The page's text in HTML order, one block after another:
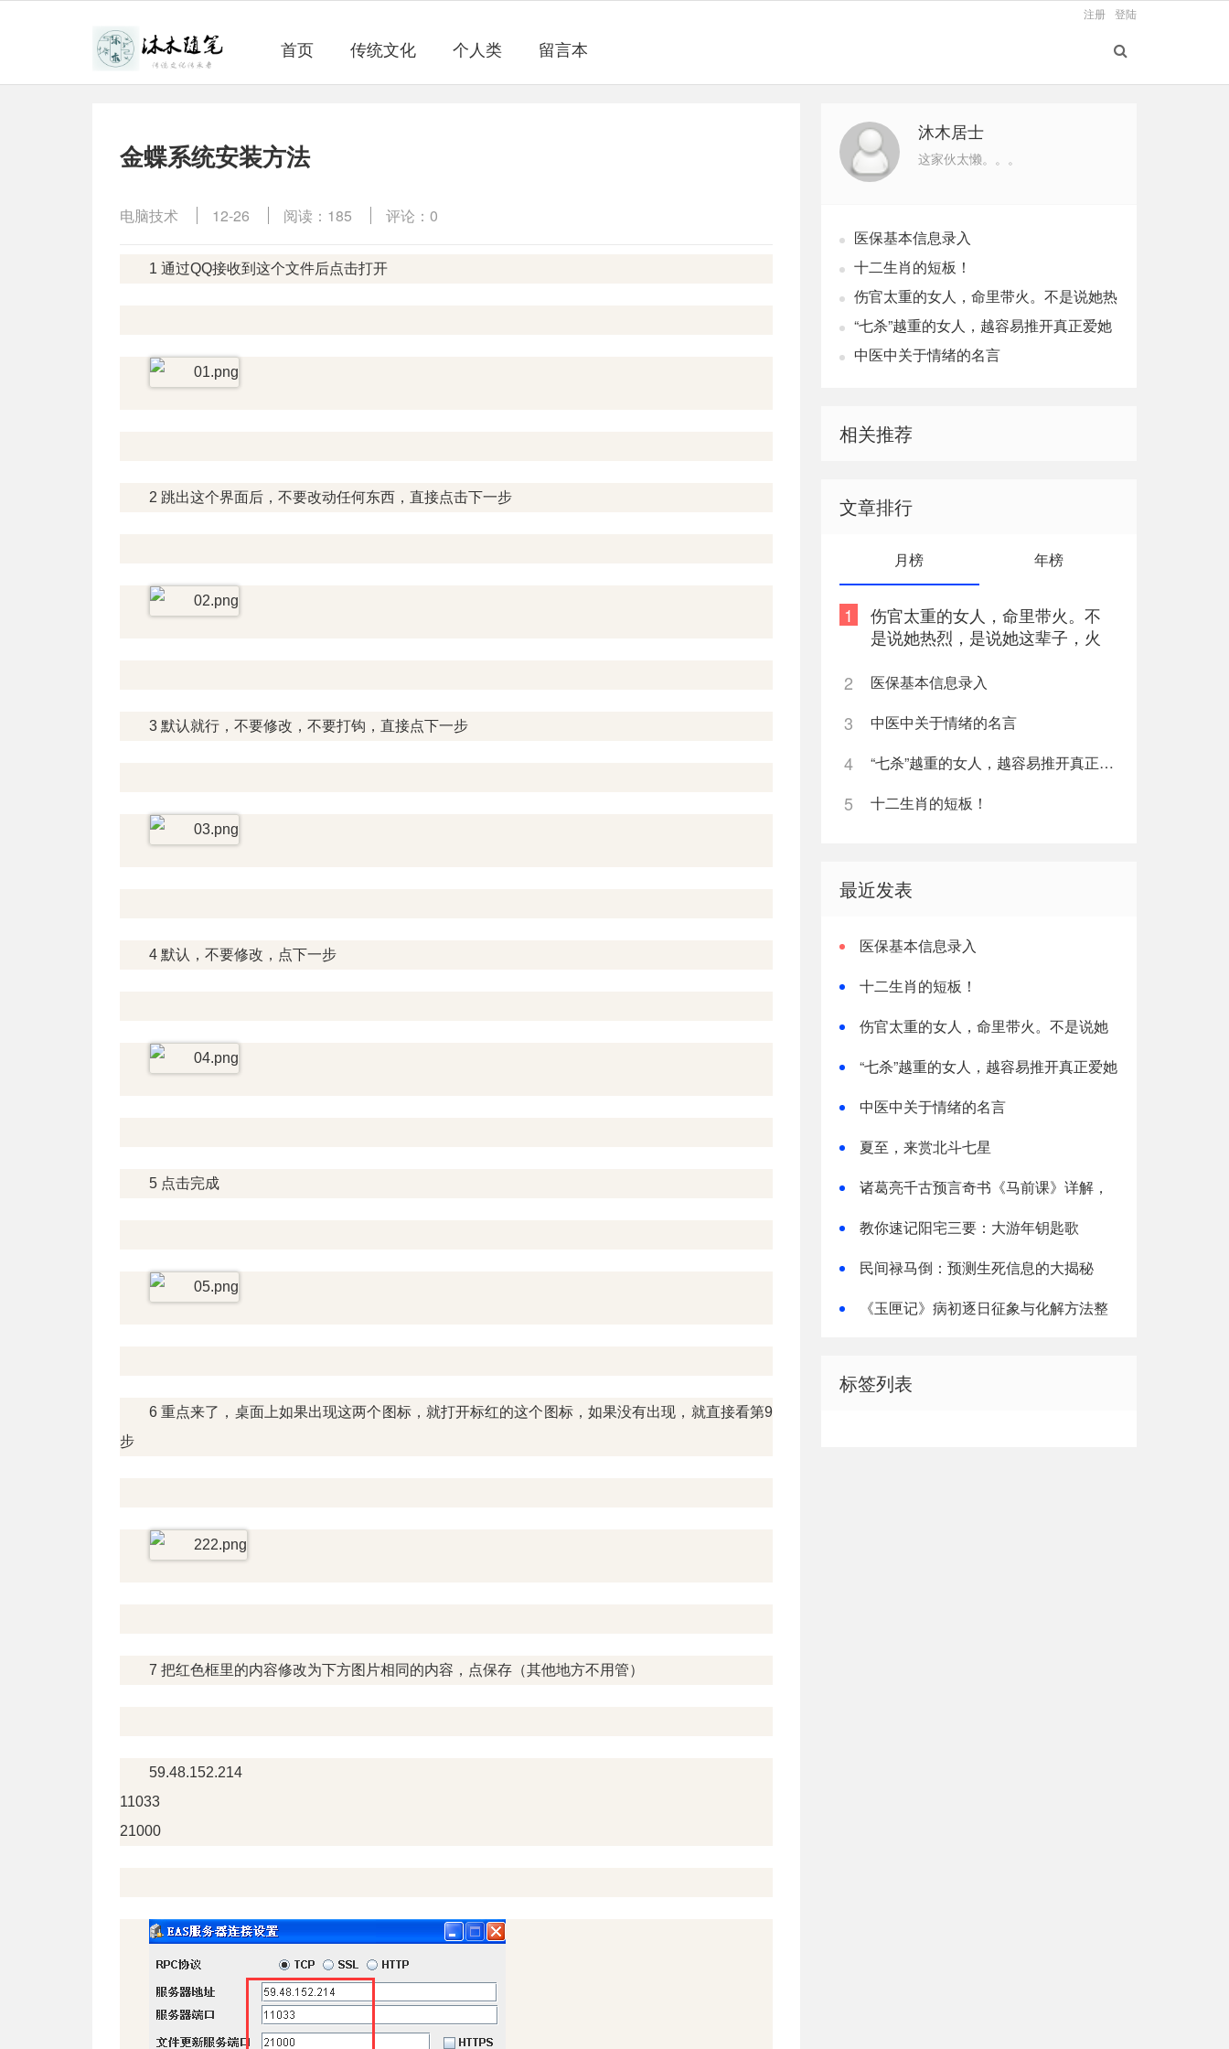
登陆
注册
首页 传统文化 个人类 留言本
金蝶系统安装方法
电脑技术 12-26 阅读：185 评论：0
1 通过QQ接收到这个文件后点击打开
2 跳出这个界面后，不要改动任何东西，直接点击下一步
3 默认就行，不要修改，不要打钩，直接点下一步
4 默认，不要修改，点下一步
5 点击完成
6 重点来了，桌面上如果出现这两个图标，就打开标红的这个图标，如果没有出现，就直接看第9
步
7 把红色框里的内容修改为下方图片相同的内容，点保存（其他地方不用管）
59.48.152.214
11033
21000
沐木居士
这家伙太懒。。。
医保基本信息录入
十二生肖的短板！
伤官太重的女人，命里带火。不是说她热
烈，是说她这辈子，火总往外烧
“七杀”越重的女人，越容易推开真正爱她
的人中医中关于情绪的名言
相关推荐
文章排行
月榜 年榜
1
伤官太重的女人，命里带火。不
是说她热烈，是说她这辈子，火
2
医保基本信息录入
3 中医中关于情绪的名言
4 “七杀”越重的女人，越容易推开真正爱她的人
5 十二生肖的短板！
最近发表
医保基本信息录入
十二生肖的短板！
伤官太重的女人，命里带火。不是说她
“七杀”越重的女人，越容易推开真正爱她
中医中关于情绪的名言
夏至，来赏北斗七星
诸葛亮千古预言奇书《马前课》详解，
教你速记阳宅三要：大游年钥匙歌
民间禄马倒：预测生死信息的大揭秘
《玉匣记》病初逐日征象与化解方法整
标签列表